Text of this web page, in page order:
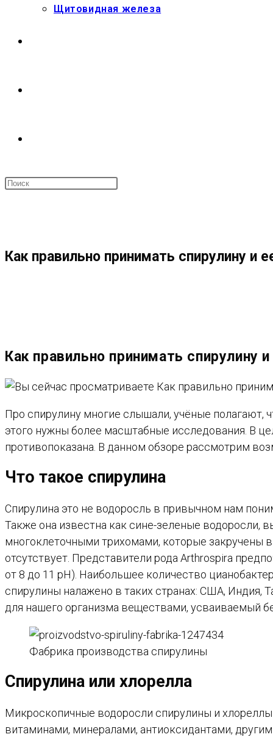
Щитовидная железа
ПОИСК
Как правильно принимать спирулину и
Как правильно принимать спирулину
Про спирулину многие слышали, учёные полагают,
этого нужны более масштабные исследования. В
противопоказана. В данном обзоре рассмотрим
Что такое спирулина
Спирулина это не водоросль в привычном нам
Также она известна как сине-зеленые водоросли,
многоклеточными трихомами, которые закручены
отсутствует. Представители рода Arthrospira
от 8 до 11 pH). Наибольшее количество
спирулины налажено в таких странах: США, Индия,
для нашего организма веществами, усваиваемый
Фабрика производства спирулины
Спирулина или хлорелла
Микроскопичные водоросли спирулины и
витаминами, минералами, антиоксидантами,